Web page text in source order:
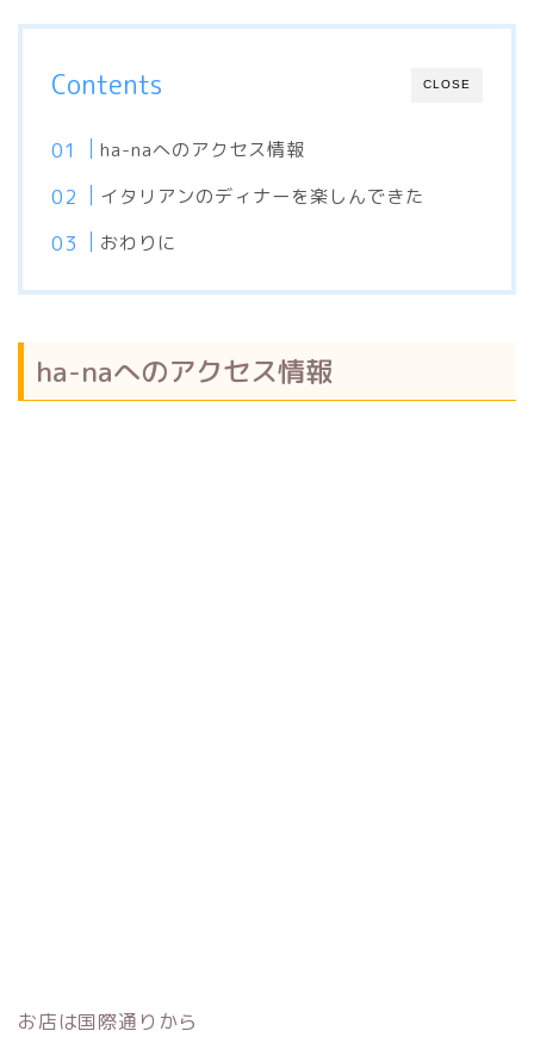
CLOSE
Contents
ha-naへのアクセス情報
イタリアンのディナーを楽しんできた
おわりに
ha-naへのアクセス情報
お店は国際通りから